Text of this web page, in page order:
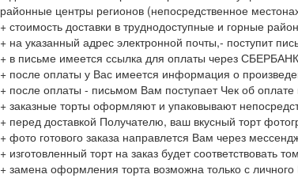
районные центры регионов (непосредственное
+ стоимость доставки в труднодоступные и горные
+ на указанный адрес электронной почты,- поступит
+ в письме имеется ссылка для оплаты через
+ после оплаты у Вас имеется информация о
+ после оплаты - письмом Вам поступает Чек об
+ заказные торты оформляют и упаковывают
+ перед доставкой Получателю, ваш вкусный торт
+ фото готового заказа направлется Вам через
+ изготовленный торт на заказ будет соответствовать
+ замена оформления торта возможна только с